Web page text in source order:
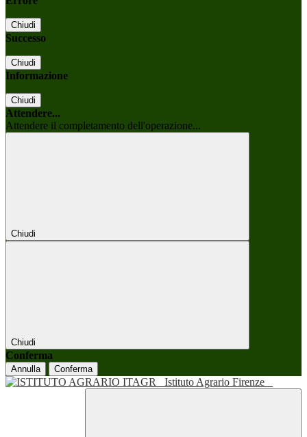
Chiudi
Successo
Chiudi
Informazione
Chiudi
Attendere...
Attendere il completamento dell'operazione...
Chiudi
Chiudi
Conferma
Annulla Conferma
Istituto Agrario Firenze